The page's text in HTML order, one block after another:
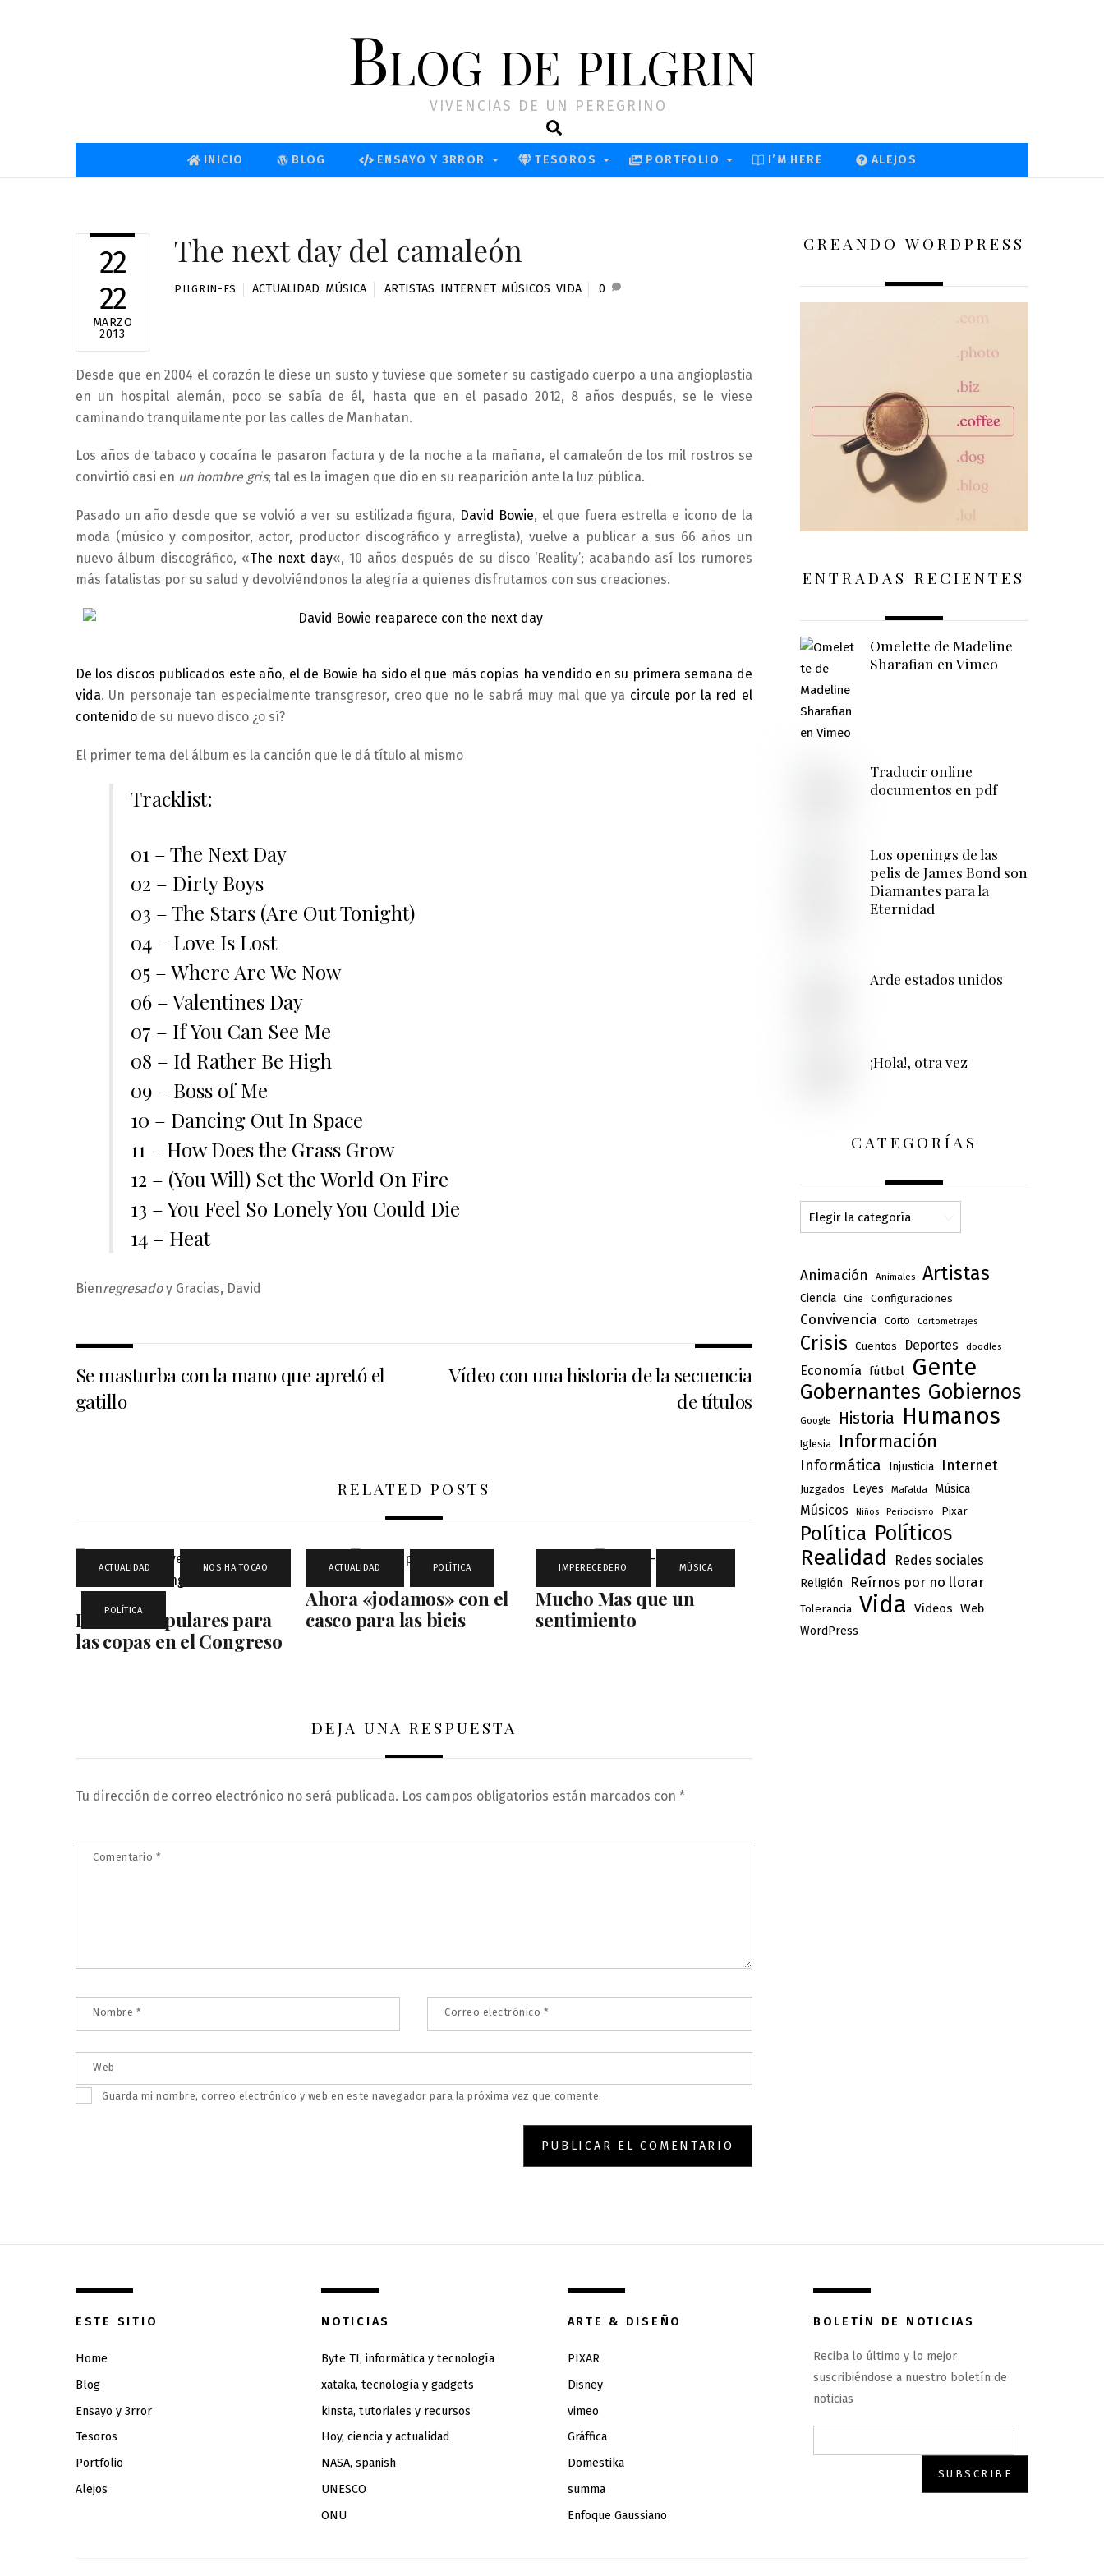
Blog de pilgrin
VIVENCIAS DE UN PEREGRINO
INICIO BLOG ENSAYO Y 3RROR TESOROS PORTFOLIO I’M HERE ALEJOS
22
22
MARZO
2013
The next day del camaleón
PILGRIN-ES ACTUALIDAD MÚSICA ARTISTAS INTERNET, MÚSICOS VIDA 0
Desde que en 2004 el corazón le diese un susto y tuviese que someter su castigado cuerpo a una angioplastia
en un hospital alemán, poco se sabía de él, hasta que en el pasado 2012, 8 años después, se le viese
caminando tranquilamente por las calles de Manhatan.
Los años de tabaco y cocaína le pasaron factura y de la noche a la mañana, el camaleón de los mil rostros se
convirtió casi en un hombre gris; tal es la imagen que dio en su reaparición ante la luz pública.
Pasado un año desde que se volvió a ver su estilizada figura, David Bowie, el que fuera estrella e icono de la
moda (músico y compositor, actor, productor discográfico y arreglista), vuelve a publicar a sus 66 años un
nuevo álbum discográfico, «The next day«, 10 años después de su disco ‘Reality’; acabando así los rumores
más fatalistas por su salud y devolviéndonos la alegría a quienes disfrutamos con sus creaciones.
De los discos publicados este año, el de Bowie ha sido el que más copias ha vendido en su primera semana de
vida. Un personaje tan especialmente transgresor, creo que no le sabrá muy mal que ya circule por la red el
contenido de su nuevo disco ¿o sí?
El primer tema del álbum es la canción que le dá título al mismo
Tracklist:
01 – The Next Day
02 – Dirty Boys
03 – The Stars (Are Out Tonight)
04 – Love Is Lost
05 – Where Are We Now
06 – Valentines Day
07 – If You Can See Me
08 – Id Rather Be High
09 – Boss of Me
10 – Dancing Out In Space
11 – How Does the Grass Grow
12 – (You Will) Set the World On Fire
13 – You Feel So Lonely You Could Die
14 – Heat
Bienregresadoy Gracias, David
Se masturba con la mano que apretó el
gatillo
Vídeo con una historia de la secuencia
de títulos
RELATED POSTS
ACTUALIDAD NOS HA TOCAO
POLÍTICA
Precios Populares para
las copas en el Congreso
ACTUALIDAD , POLÍTICA
Ahora «jodamos» con el
casco para las bicis
IMPERECEDERO MÚSICA
Mucho Mas que un
sentimiento
DEJA UNA RESPUESTA
Tu dirección de correo electrónico no será publicada. Los campos obligatorios están marcados con *
Comentario *
Nombre * Correo electrónico *
Web
Guarda mi nombre, correo electrónico y web en este navegador para la próxima vez que comente.
CREANDO WORDPRESS
ENTRADAS RECIENTES
Omelette de Madeline
Sharafian en Vimeo
Traducir online
documentos en pdf
Los openings de las
pelis de James Bond son
Diamantes para la
Eternidad
Arde estados unidos
¡Hola!, otra vez
CATEGORÍAS
Categorías
Animación Animales Artistas
Ciencia Cine Configuraciones
Convivencia Corto Cortometrajes
Crisis Cuentos Deportes doodles
Economía fútbol Gente
Gobernantes Gobiernos
Google Historia Humanos
Iglesia Información
Informática Injusticia Internet
Juzgados Leyes Mafalda Música
Músicos Niños Periodismo Pixar
Política Políticos
Realidad Redes sociales
Religión Reírnos por no llorar
Tolerancia Vida Vídeos Web
WordPress
ESTE SITIO
Home
Blog
Ensayo y 3rror
Tesoros
Portfolio
Alejos
NOTICIAS
Byte TI, informática y tecnología
xataka, tecnología y gadgets
kinsta, tutoriales y recursos
Hoy, ciencia y actualidad
NASA, spanish
UNESCO
ONU
ARTE & DISEÑO
PIXAR
Disney
vimeo
Gráffica
Domestika
summa
Enfoque Gaussiano
BOLETÍN DE NOTICIAS
Reciba lo último y lo mejor
suscribiéndose a nuestro boletín de
noticias